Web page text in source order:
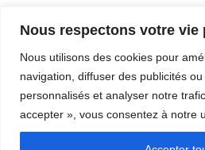
Nous respectons votre vie
Nous utilisons des cookies pour
navigation, diffuser des publicités
personnalisés et analyser notre
accepter », vous consentez à notre
Voir
SEANCE ADULTE
MAINTENUE
DE